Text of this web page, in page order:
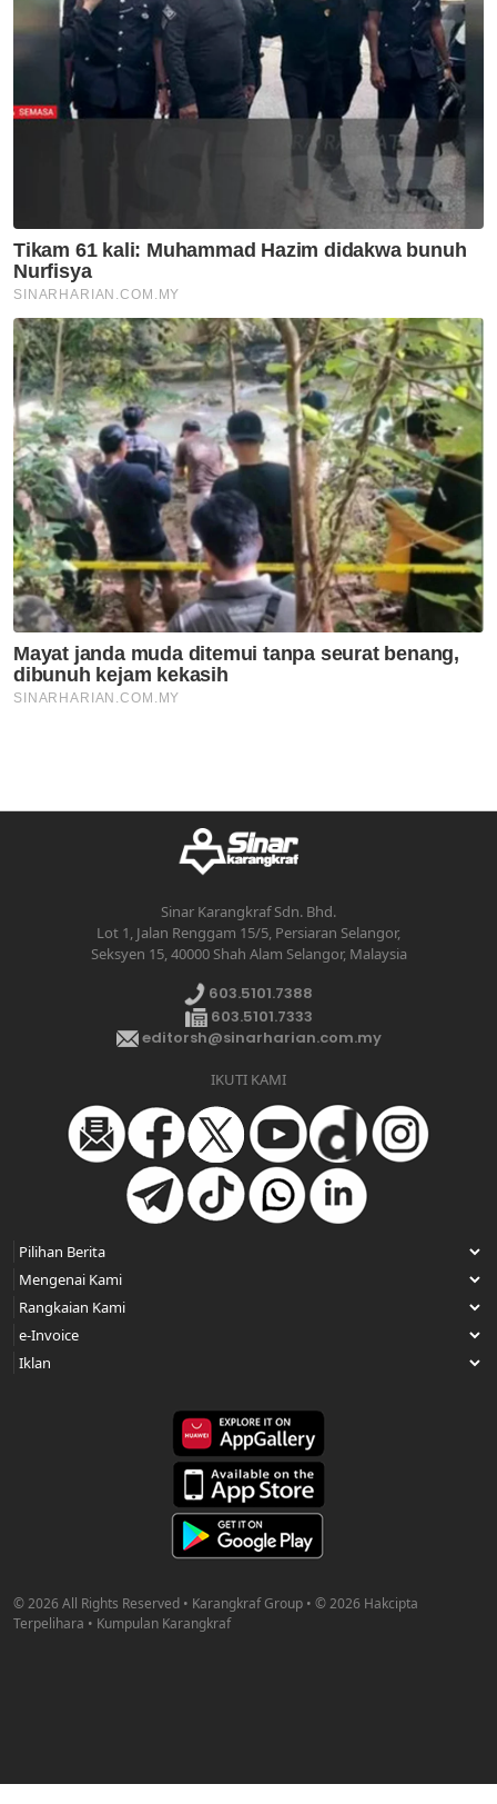
Sinar Karangkraf Sdn. Bhd.
Lot 1, Jalan Renggam 15/5, Persiaran Selangor,
Seksyen 15, 40000 Shah Alam Selangor, Malaysia
603.5101.7388
603.5101.7333
editorsh@sinarharian.com.my
IKUTI KAMI
© 2026 All Rights Reserved • Karangkraf Group • © 2026 Hakcipta
Terpelihara • Kumpulan Karangkraf